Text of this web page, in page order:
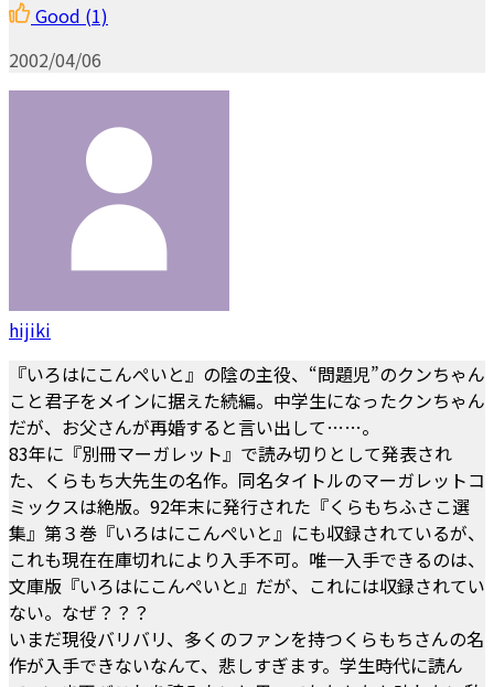
Good (1)
2002/04/06
hijiki
『いろはにこんぺいと』の陰の主役、“問題児”のクンちゃん
こと君子をメインに据えた続編。中学生になったクンちゃん
だが、お父さんが再婚すると言い出して……。
83年に『別冊マーガレット』で読み切りとして発表され
た、くらもち大先生の名作。同名タイトルのマーガレットコ
ミックスは絶版。92年末に発行された『くらもちふさこ選
集』第３巻『いろはにこんぺいと』にも収録されているが、
これも現在在庫切れにより入手不可。唯一入手できるのは、
文庫版『いろはにこんぺいと』だが、これには収録されてい
ない。なぜ？？？
いまだ現役バリバリ、多くのファンを持つくらもちさんの名
作が入手できないなんて、悲しすぎます。学生時代に読ん